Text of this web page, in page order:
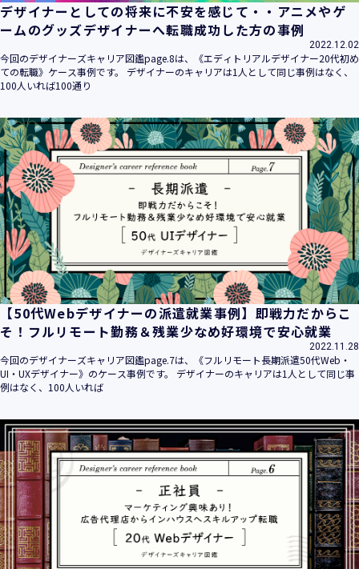
個人情報保護方針に関するお問合せ先 兼 個人情報に関する苦
情・相談窓口
株式会社 ユウクリ 個人情報保護管理責任者 安部 洋平
〒151-0073 東京都渋谷区笹塚1-55-7 マルエスファーストビ
ル 7F
info@y-create.co.jp
電話番号：03-6712-7970（土日休日を除く9:00～18:00）
平成16年 2月 1日
平成21年 3月23日 改訂
平成23年 4月 1日 改訂
平成26年 9月10日 改訂
平成27年 6月24日 改訂
平成28年11月 1日 改訂
平成30年 7月 1日 改訂
令和6年 5月 1日 改訂
令和7年 2月17日 改訂
株式会社ユウクリ（以下「当社」といいます。）が取得する
個人情報とは、個人の識別に係る以下の情報をいいます。
カード情報、ログインID、パスワード、ニックネーム、IPア
ドレス等において、特定の個人を識別できる情報
（他の情報と照合することができ、それにより特定の個人を
識別することができることとなるものを含みます。）
・当社の運営・提供するサービス（以下総称して「当社サー
ビス」といいます。）において、お客様が、当社でご利用に
なったサービスの内容、ご利用日時、ご利用回数などのご利
用内容及びご利用履歴に関する情報
デザイナーとしての将来に不安を感じて・・アニメやゲ
ームのグッズデザイナーへ転職成功した方の事例
2022.12.02
今回のデザイナーズキャリア図鑑page.8は、《エディトリアルデザイナー20代初め
ての転職》ケース事例です。 デザイナーのキャリアは1人として同じ事例はなく、
100人いれば100通り
【50代Webデザイナーの派遣就業事例】即戦力だからこ
そ！フルリモート勤務＆残業少なめ好環境で安心就業
2022.11.28
今回のデザイナーズキャリア図鑑page.7は、《フルリモート長期派遣50代Web・
UI・UXデザイナー》のケース事例です。 デザイナーのキャリアは1人として同じ事
例はなく、100人いれば